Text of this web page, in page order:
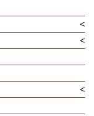
<
<
<